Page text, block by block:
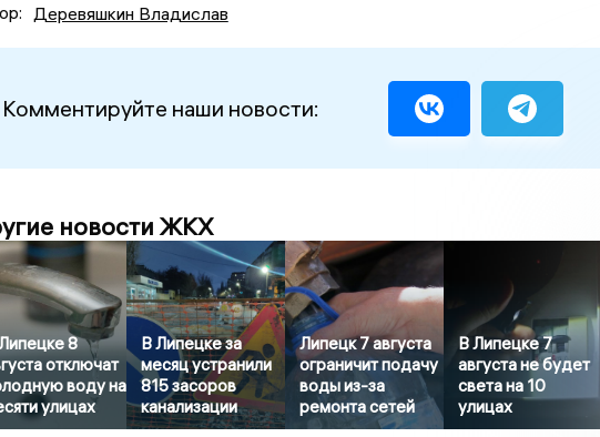
Деревяшкин Владислав
Комментируйте наши новости:
новости ЖКХ
8
отключат
воду на
улицах
В Липецке за
месяц устранили
815 засоров
канализации
Липецк 7 августа
ограничит подачу
воды из-за
ремонта сетей
В Липецке 7
августа не будет
света на 10
улицах